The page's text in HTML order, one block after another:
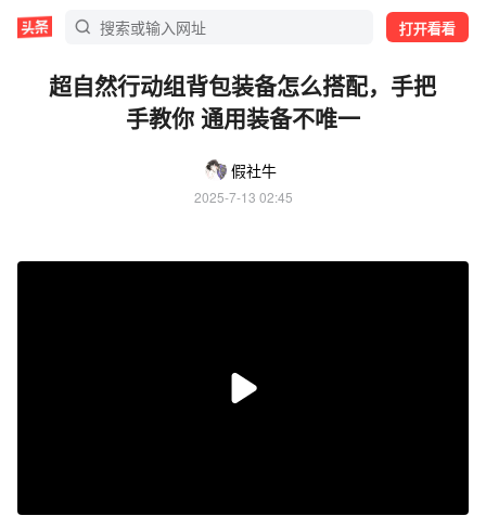
打开看看
超自然行动组背包装备怎么搭配，手把
手教你 通用装备不唯一
假社牛
2025-7-13 02:45